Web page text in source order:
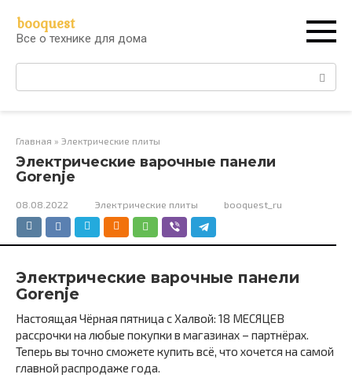
контенту
booquest
Все о технике для дома
Поиск:
Главная » Электрические плиты
Электрические варочные панели
Gorenje
08.08.2022 Электрические плиты booquest_ru
Электрические варочные панели
Gorenje
Настоящая Чёрная пятница с Халвой: 18 МЕСЯЦЕВ
рассрочки на любые покупки в магазинах – партнёрах.
Теперь вы точно сможете купить всё, что хочется на самой
главной распродаже года.